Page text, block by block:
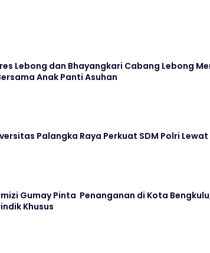
Lebong dan Bhayangkari Cabang Lebong
Anak Panti Asuhan
Palangka Raya Perkuat SDM Polri
Gumay Pinta Penanganan di Kota Bengkulu,
Khusus